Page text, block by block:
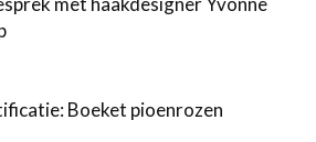
Boeket pioenrozen